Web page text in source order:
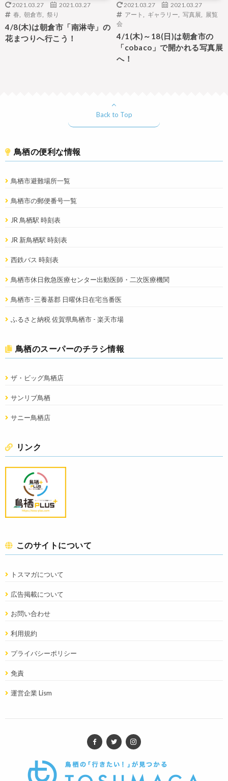
2021.03.27 2021.03.27
春 朝倉市 祭り
4/8(木)は朝倉市「南淋寺」の
花まつりへ行こう！
2021.03.27 2021.03.27
アート ギャラリー 写真展
展覧
会
4/1(木)～18(日)は朝倉市の
「cobaco」で開かれる写真展
へ！
Back to Top
鳥栖の便利な情報
鳥栖市避難場所一覧
鳥栖市の郵便番号一覧
JR 鳥栖駅 時刻表
JR 新鳥栖駅 時刻表
西鉄バス 時刻表
鳥栖市休日救急医療センター出動医師・二次医療機関
鳥栖市･三養基郡 日曜休日在宅当番医
ふるさと納税 佐賀県鳥栖市 - 楽天市場
鳥栖のスーパーのチラシ情報
ザ・ビッグ鳥栖店
サンリブ鳥栖
サニー鳥栖店
リンク
このサイトについて
トスマガについて
広告掲載について
お問い合わせ
利用規約
プライバシーポリシー
免責
運営企業 Lism